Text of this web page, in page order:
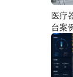
医疗
台案
制、
维